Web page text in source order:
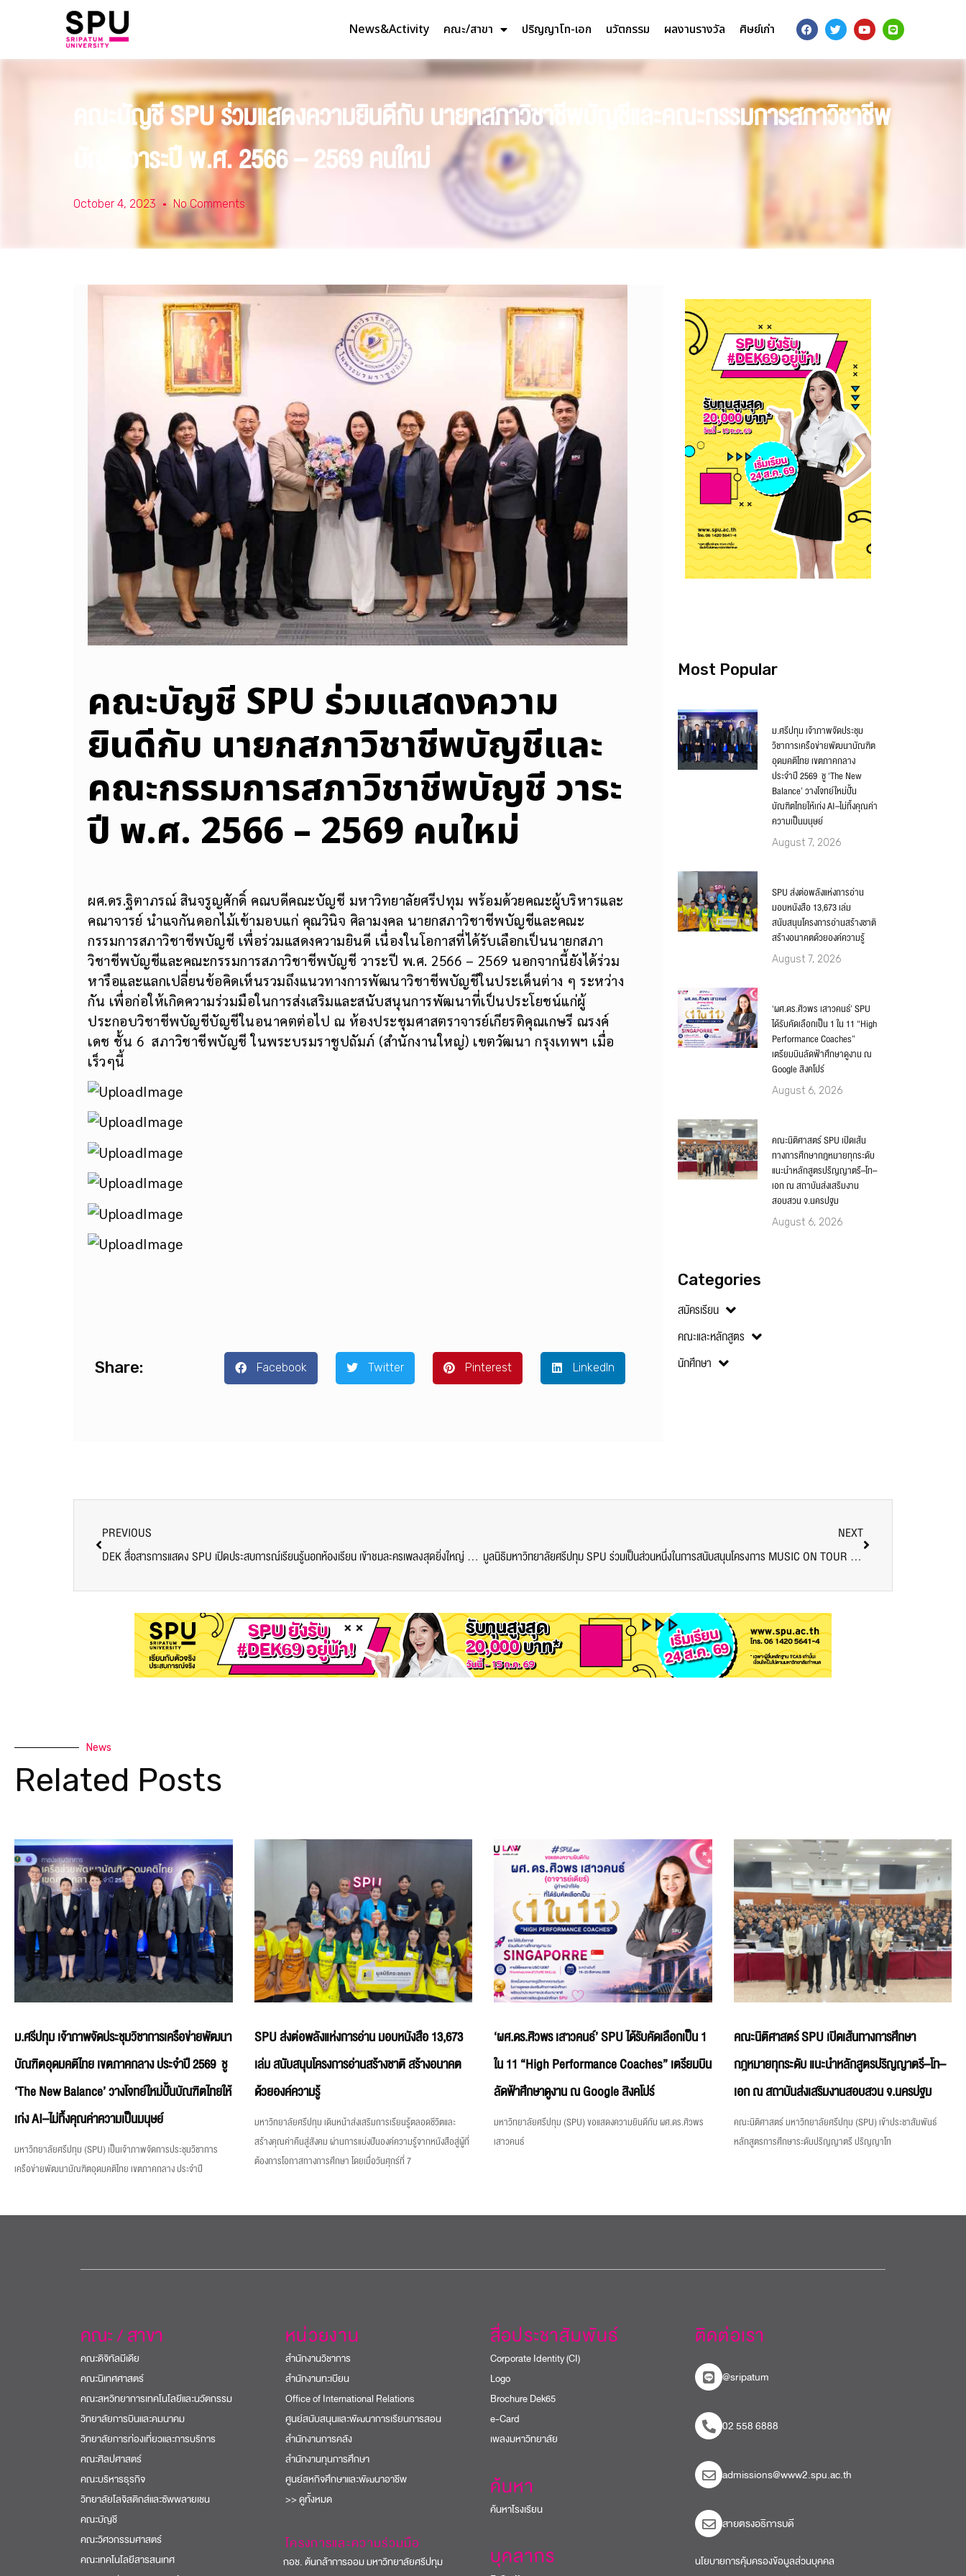
News&Activity คณะ/สาขา ปริญญาโท-เอก นวัตกรรม ผลงานรางวัล ศิษย์เก่า
คณะบัญชี SPU ร่วมแสดงความยินดีกับ นายกสภาวิชาชีพบัญชีและคณะกรรมการสภาวิชาชีพ
บัญชี วาระปี พ.ศ. 2566 – 2569 คนใหม่
October 4, 2023 No Comments
คณะบัญชี SPU ร่วมแสดงความ
ยินดีกับ นายกสภาวิชาชีพบัญชีและ
คณะกรรมการสภาวิชาชีพบัญชี วาระ
ปี พ.ศ. 2566 – 2569 คนใหม่
ผศ.ดร.ฐิตาภรณ์ สินจรูญศักดิ์ คณบดีคณะบัญชี มหาวิทยาลัยศรีปทุม พร้อมด้วยคณะผู้บริหารและ
คณาจารย์ นำแจกันดอกไม้เข้ามอบแก่ คุณวินิจ ศิลามงคล นายกสภาวิชาชีพบัญชีและคณะ
กรรมการสภาวิชาชีพบัญชี เพื่อร่วมแสดงความยินดี เนื่องในโอกาสที่ได้รับเลือกเป็นนายกสภา
วิชาชีพบัญชีและคณะกรรมการสภาวิชาชีพบัญชี วาระปี พ.ศ. 2566 – 2569 นอกจากนี้ยังได้ร่วม
หารือและแลกเปลี่ยนข้อคิดเห็นรวมถึงแนวทางการพัฒนาวิชาชีพบัญชีในประเด็นต่าง ๆ ระหว่าง
กัน เพื่อก่อให้เกิดความร่วมมือในการส่งเสริมและสนับสนุนการพัฒนาที่เป็นประโยชน์แก่ผู้
ประกอบวิชาชีพบัญชีบัญชีในอนาคตต่อไป ณ ห้องประชุมศาสตราจารย์เกียรติคุณเกษรี ณรงค์
เดช ชั้น 6 สภาวิชาชีพบัญชี ในพระบรมราชูปถัมภ์ (สำนักงานใหญ่) เขตวัฒนา กรุงเทพฯ เมื่อ
เร็วๆนี้
Share: Facebook Twitter Pinterest LinkedIn
Most Popular
ม.ศรีปทุม เจ้าภาพจัดประชุม
วิชาการเครือข่ายพัฒนาบัณฑิต
อุดมคติไทย เขตภาคกลาง
ประจำปี 2569 ชู ‘The New
Balance’ วางโจทย์ใหม่ปั้น
บัณฑิตไทยให้เก่ง AI–ไม่ทิ้งคุณค่า
ความเป็นมนุษย์
August 7, 2026
SPU ส่งต่อพลังแห่งการอ่าน
มอบหนังสือ 13,673 เล่ม
สนับสนุนโครงการอ่านสร้างชาติ
สร้างอนาคตด้วยองค์ความรู้
August 7, 2026
‘ผศ.ดร.ศิวพร เสาวคนธ์’ SPU
ได้รับคัดเลือกเป็น 1 ใน 11 “High
Performance Coaches”
เตรียมบินลัดฟ้าศึกษาดูงาน ณ
Google สิงคโปร์
August 6, 2026
คณะนิติศาสตร์ SPU เปิดเส้น
ทางการศึกษากฎหมายทุกระดับ
แนะนำหลักสูตรปริญญาตรี–โท–
เอก ณ สถาบันส่งเสริมงาน
สอบสวน จ.นครปฐม
August 6, 2026
Categories
สมัครเรียน
คณะและหลักสูตร
นักศึกษา
PREVIOUS
DEK สื่อสารการแสดง SPU เปิดประสบการณ์เรียนรู้นอกห้องเรียน เข้าชมละครเพลงสุดยิ่งใหญ่ “WATERFALL A NEW MUSICAL”
NEXT
มูลนิธิมหาวิทยาลัยศรีปทุม SPU ร่วมเป็นส่วนหนึ่งในการสนับสนุนโครงการ MUSIC ON TOUR มูลนิธิดนตรีเพื่อชีวิต (Music for Life Foundation)
News
Related Posts
ม.ศรีปทุม เจ้าภาพจัดประชุมวิชาการเครือข่ายพัฒนา
บัณฑิตอุดมคติไทย เขตภาคกลาง ประจำปี 2569 ชู
‘The New Balance’ วางโจทย์ใหม่ปั้นบัณฑิตไทยให้
เก่ง AI–ไม่ทิ้งคุณค่าความเป็นมนุษย์
มหาวิทยาลัยศรีปทุม (SPU) เป็นเจ้าภาพจัดการประชุมวิชาการ
เครือข่ายพัฒนาบัณฑิตอุดมคติไทย เขตภาคกลาง ประจำปี
SPU ส่งต่อพลังแห่งการอ่าน มอบหนังสือ 13,673
เล่ม สนับสนุนโครงการอ่านสร้างชาติ สร้างอนาคต
ด้วยองค์ความรู้
มหาวิทยาลัยศรีปทุม เดินหน้าส่งเสริมการเรียนรู้ตลอดชีวิตและ
สร้างคุณค่าคืนสู่สังคม ผ่านการแบ่งปันองค์ความรู้จากหนังสือสู่ผู้ที่
ต้องการโอกาสทางการศึกษา โดยเมื่อวันศุกร์ที่ 7
‘ผศ.ดร.ศิวพร เสาวคนธ์’ SPU ได้รับคัดเลือกเป็น 1
ใน 11 “High Performance Coaches” เตรียมบิน
ลัดฟ้าศึกษาดูงาน ณ Google สิงคโปร์
มหาวิทยาลัยศรีปทุม (SPU) ขอแสดงความยินดีกับ ผศ.ดร.ศิวพร
เสาวคนธ์
คณะนิติศาสตร์ SPU เปิดเส้นทางการศึกษา
กฎหมายทุกระดับ แนะนำหลักสูตรปริญญาตรี–โท–
เอก ณ สถาบันส่งเสริมงานสอบสวน จ.นครปฐม
คณะนิติศาสตร์ มหาวิทยาลัยศรีปทุม (SPU) เข้าประชาสัมพันธ์
หลักสูตรการศึกษาระดับปริญญาตรี ปริญญาโท
คณะ / สาขา
คณะดิจิทัลมีเดีย
คณะนิเทศศาสตร์
คณะสหวิทยาการเทคโนโลยีและนวัตกรรม
วิทยาลัยการบินและคมนาคม
วิทยาลัยการท่องเที่ยวและการบริการ
คณะศิลปศาสตร์
คณะบริหารธุรกิจ
วิทยาลัยโลจิสติกส์และซัพพลายเชน
คณะบัญชี
คณะวิศวกรรมศาสตร์
คณะเทคโนโลยีสารสนเทศ
หน่วยงาน
สำนักงานวิชาการ
สำนักงานทะเบียน
Office of International Relations
ศูนย์สนับสนุนและพัฒนาการเรียนการสอน
สำนักงานการคลัง
สำนักงานทุนการศึกษา
ศูนย์สหกิจศึกษาและพัฒนาอาชีพ
>> ดูทั้งหมด
โครงการและความร่วมมือ
กอช. ต้นกล้าการออม มหาวิทยาลัยศรีปทุม
สื่อประชาสัมพันธ์
Corporate Identity (CI)
Logo
Brochure Dek65
e-Card
เพลงมหาวิทยาลัย
ค้นหา
ค้นหาโรงเรียน
บุคลากร
ติดต่อเรา
@sripatum
02 558 6888
admissions@www2.spu.ac.th
สายตรงอธิการบดี​
นโยบายการคุ้มครองข้อมูลส่วนบุคคล